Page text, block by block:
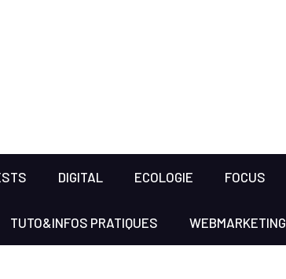
DIGITAL ECOLOGIE FOCUS
TUTO&INFOS PRATIQUES WEBMARKETING